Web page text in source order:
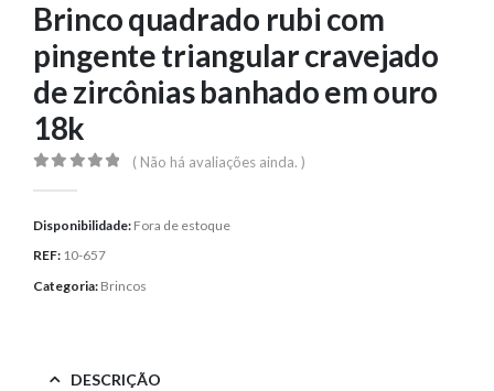
Brinco quadrado rubi com
pingente triangular cravejado
de zircônias banhado em ouro
18k
( Não há avaliações ainda. )
Disponibilidade: Fora de estoque
REF: 10-657
Categoria: Brincos
DESCRIÇÃO